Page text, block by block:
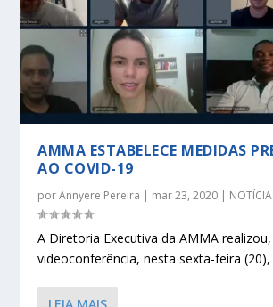
AMMA ESTABELECE MEDIDAS
AO COVID-19
porAnnyere Pereira | mar 23, 2020 |
A Diretoria Executiva da AMMA
videoconferência, nesta sexta-feira (20),